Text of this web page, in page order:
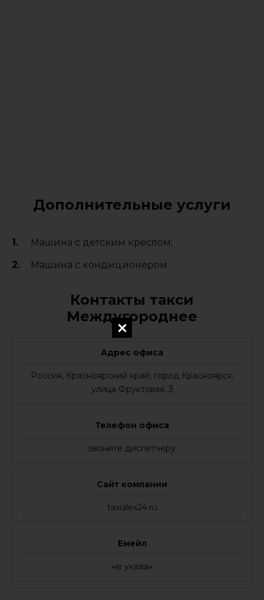
Дополнительные услуги
Машина с детским креслом;
Машина с кондиционером.
Контакты такси
Междугороднее
Адрес офиса
Россия, Красноярский край, город Красноярск,
улица Фруктовая, 3
Телефон офиса
звоните диспетчеру
Сайт компании
taxialex24.ru
Емейл
не указан